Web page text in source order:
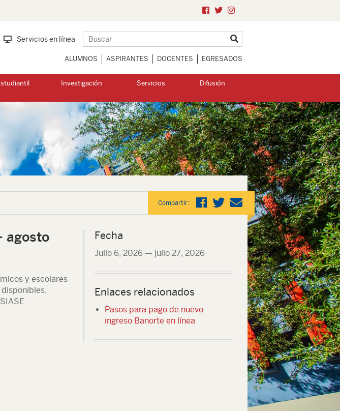
Servicios en línea
ALUMNOS ASPIRANTES DOCENTES EGRESADOS
Investigación Servicios Difusión
Compartir:
agosto
y escolares
Fecha
Julio 6, 2026— julio 27, 2026
Enlaces relacionados
Pasos para pago de nuevo
ingreso Banorte en línea